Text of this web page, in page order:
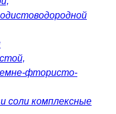
фтористо-
соли комплексные